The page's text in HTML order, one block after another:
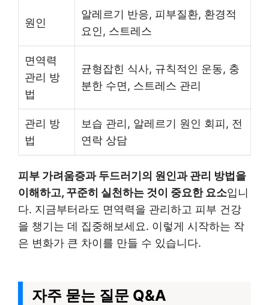
원인
알레르기 반응, 피부질환, 환경적
요인, 스트레스
면역력
관리 방
법
균형잡힌 식사, 규칙적인 운동, 충
분한 수면, 스트레스 관리
관리 방
법
보습 관리, 알레르기 원인 회피, 전
연락 상담
피부 가려움증과 두드러기의 원인과 관리 방법을
이해하고, 꾸준히 실천하는 것이 중요한 요소입니
다. 지금부터라도 면역력을 관리하고 피부 건강
을 챙기는 데 집중해보세요. 이렇게 시작하는 작
은 변화가 큰 차이를 만들 수 있습니다.
자주 묻는 질문 Q&A